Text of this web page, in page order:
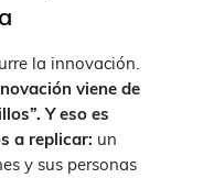
la innovación.
viene de
Y eso es
a replicar: un
y sus personas